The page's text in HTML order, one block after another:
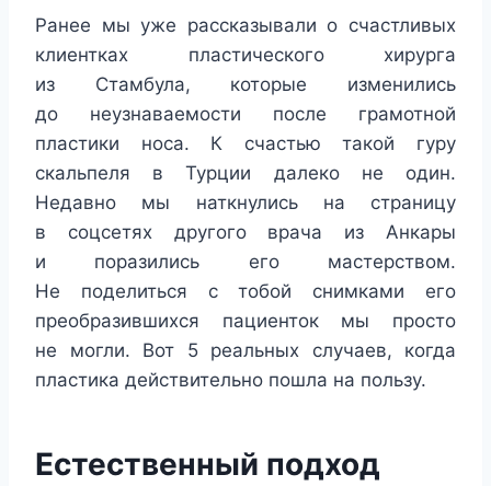
Ранее мы уже рассказывали о счастливых
клиентках пластического хирурга
из Стамбула, которые изменились
до неузнаваемости после грамотной
пластики носа. К счастью такой гуру
скальпеля в Турции далеко не один.
Недавно мы наткнулись на страницу
в соцсетях другого врача из Анкары
и поразились его мастерством.
Не поделиться с тобой снимками его
преобразившихся пациенток мы просто
не могли. Вот 5 реальных случаев, когда
пластика действительно пошла на пользу.
Естественный подход